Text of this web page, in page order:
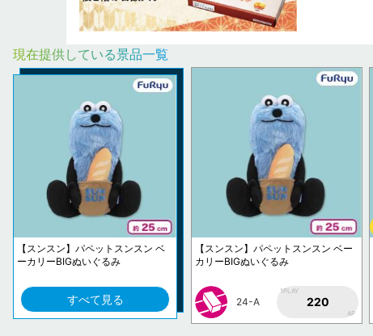
現在提供している景品一覧
【スンスン】パペットスンスン ベ
ーカリーBIGぬいぐるみ
すべて見る
【スンスン】パペットスンスン ベー
カリーBIGぬいぐるみ
24-A
1PLAY
220
AP